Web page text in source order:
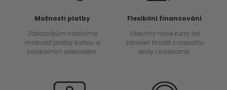
Možnosti platby
Zákazníkům nabízíme
možnost platby kartou a
bankovním převodem.
Flexibilní financování
Všechny naše kurzy lze
zároveň hradit z rozpočtu
školy i soukromě.